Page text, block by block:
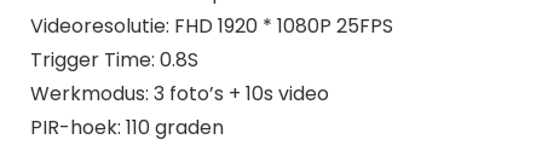
Videoresolutie: FHD 1920 * 1080P 25FPS
Trigger Time: 0.8S
Werkmodus: 3 foto’s + 10s video
PIR-hoek: 110 graden